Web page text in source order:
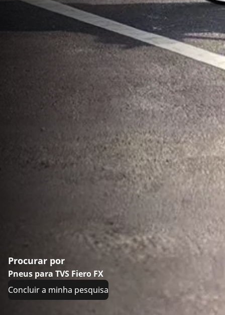
Procurar por
Pneus para TVS Fiero FX
Concluir a minha pesquisa